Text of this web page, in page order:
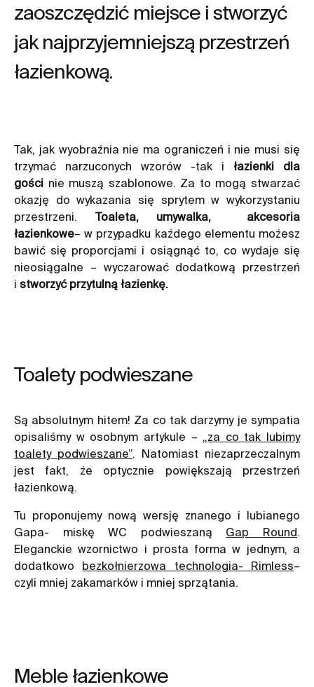
zaoszczędzić miejsce i stworzyć
jak najprzyjemniejszą przestrzeń
łazienkową.
Tak, jak wyobraźnia nie ma ograniczeń i nie musi się
trzymać narzuconych wzorów -tak i łazienki dla
gości nie muszą szablonowe. Za to mogą stwarzać
okazję do wykazania się sprytem w wykorzystaniu
przestrzeni. Toaleta, umywalka, akcesoria
łazienkowe– w przypadku każdego elementu możesz
bawić się proporcjami i osiągnąć to, co wydaje się
nieosiągalne – wyczarować dodatkową przestrzeń
i stworzyć przytulną łazienkę.
Toalety podwieszane
Są absolutnym hitem! Za co tak darzymy je sympatia
opisaliśmy w osobnym artykule –
„za co tak lubimy
toalety podwieszane” . Natomiast niezaprzeczalnym
jest fakt, że optycznie powiększają przestrzeń
łazienkową.
Tu proponujemy nową wersję znanego i lubianego
Gapa- miskę WC podwieszaną Gap Round
Eleganckie wzornictwo i prosta forma w jednym, a
dodatkowo bezkołnierzowa technologia- Rimless–
czyli mniej zakamarków i mniej sprzątania.
Meble łazienkowe